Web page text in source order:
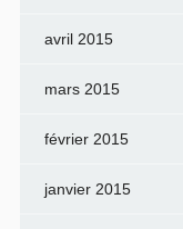
avril 2015
mars 2015
février 2015
janvier 2015